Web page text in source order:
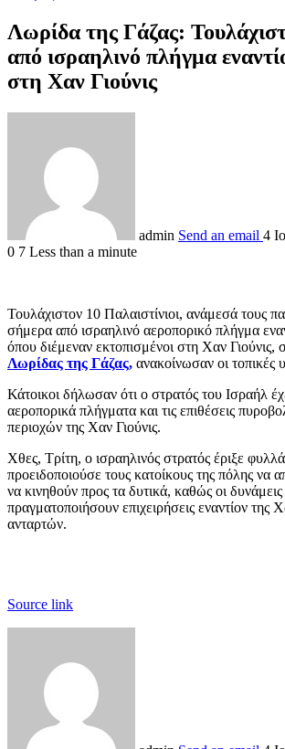
Λωρίδα της Γάζας:
από ισραηλινό πλήγμα
στη Χαν Γιούνις
admin Send an email 4
0 7 Less than a minute
Τουλάχιστον 10 Παλαιστίνιοι, ανάμεσά τους
σήμερα από ισραηλινό αεροπορικό πλήγμα
όπου διέμεναν εκτοπισμένοι στη Χαν Γιούνις,
Λωρίδας της Γάζας, ανακοίνωσαν οι τοπικές
Κάτοικοι δήλωσαν ότι ο στρατός του Ισραήλ
αεροπορικά πλήγματα και τις επιθέσεις
περιοχών της Χαν Γιούνις.
Χθες, Τρίτη, ο ισραηλινός στρατός έριξε
προειδοποιούσε τους κατοίκους της πόλης να
να κινηθούν προς τα δυτικά, καθώς οι
πραγματοποιήσουν επιχειρήσεις εναντίον της
ανταρτών.
Source link